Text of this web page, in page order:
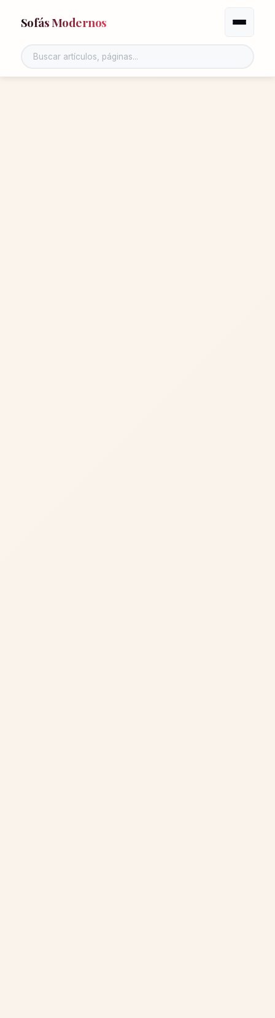
Sofás Modernos
Buscar en el sitio
Alternar